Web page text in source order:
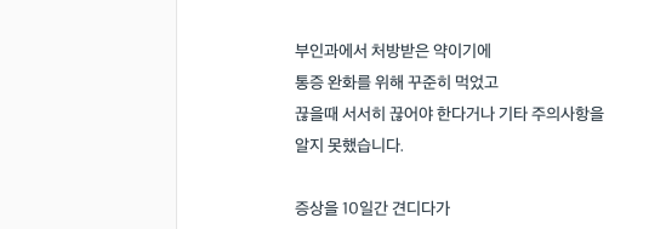
부인과에서 처방받은 약이기에
통증 완화를 위해 꾸준히 먹었고
끊을때 서서히 끊어야 한다거나 기타 주의사항을
알지 못했습니다.
증상을 10일간 견디다가